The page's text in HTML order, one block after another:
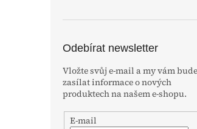
Odebírat newsletter
Vložte svůj e-mail a my vám
zasílat informace o nových
produktech na našem e-shopu.
E-mail